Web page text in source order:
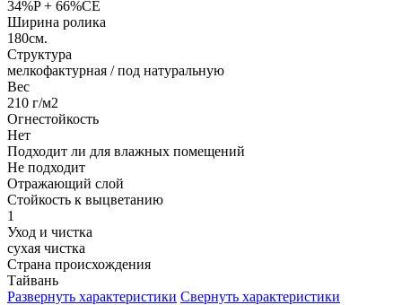
34%P + 66%CE
Ширина ролика
180см.
Структура
мелкофактурная / под натуральную
Вес
210 г/м2
Огнестойкость
Нет
Подходит ли для влажных помещений
Не подходит
Отражающий слой
Стойкость к выцветанию
1
Уход и чистка
сухая чистка
Страна происхождения
Тайвань
Развернуть характеристики Свернуть характеристики